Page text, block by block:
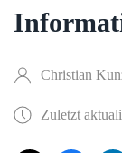
Christian
Zuletzt